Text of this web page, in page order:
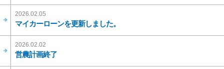
2026.02.05
マイカーローンを更新しました。
2026.02.02
営農計画終了